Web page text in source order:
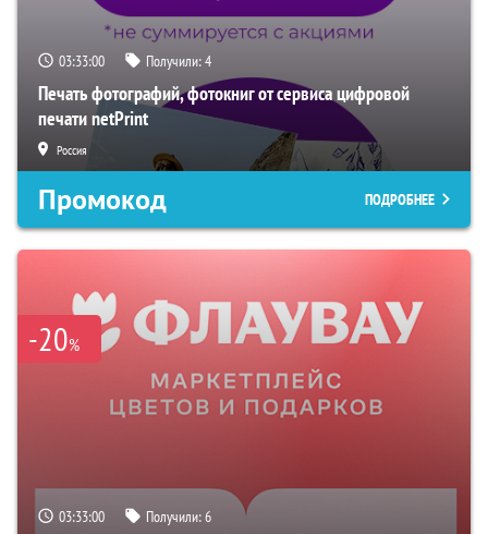
03:32:59 Получили:4
Печать фотографий, фотокниг от сервиса цифровой
печати netPrint
Россия
Промокод ПОДРОБНЕЕ
-20%
03:32:59 Получили:6